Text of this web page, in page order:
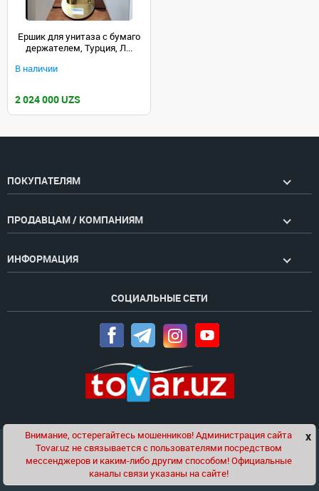
Ершик для унитаза с бумаго
держателем, Турция, Л...
В наличии
2 024 000 UZS
ПОКУПАТЕЛЯМ
ПРОДАВЦАМ / КОМПАНИЯМ
ИНФОРМАЦИЯ
СОЦИАЛЬНЫЕ СЕТИ
Проект компанииGolden Pages
© 2020-2026 tovar.uz | Все права защищены
Чат x
Внимание, остерегайтесь мошенников! Администрация сайта
Tovar.uz не связывается с пользователями посредством
мессенджеров и каким-либо другим способом! Официальные
каналы связи указаны на сайте!